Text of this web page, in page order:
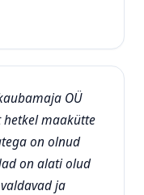
OÜ
hetkel maakütte
on olnud
on alati olud
ja